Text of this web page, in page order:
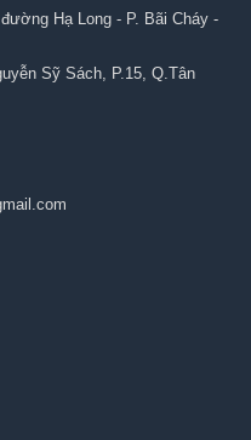
Hạ Long - P. Bãi Cháy -
Sỹ Sách, P.15, Q.Tân